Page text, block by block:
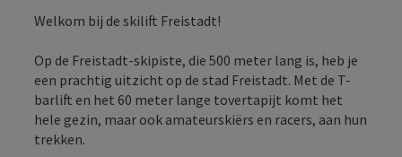
Welkom bij de skilift Freistadt!
Op de Freistadt-skipiste, die 500 meter lang is, heb je
een prachtig uitzicht op de stad Freistadt. Met de T-
barlift en het 60 meter lange tovertapijt komt het
hele gezin, maar ook amateurskiërs en racers, aan hun
trekken.